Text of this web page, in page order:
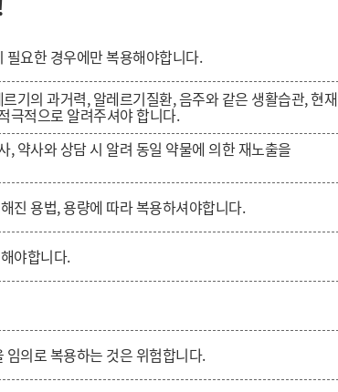
요한 경우에만 복용해야합니다.
기의 과거력, 알레르기질환, 음주와 같은 생활습관, 현재
극적으로 알려주셔야 합니다.
약사와 상담 시 알려 동일 약물에 의한 재노출을
진 용법, 용량에 따라 복용하셔야합니다.
야합니다.
의로 복용하는 것은 위험합니다.